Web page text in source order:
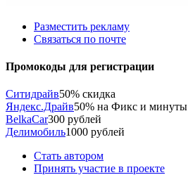
Разместить рекламу
Связаться по почте
Промокоды для регистрации
Ситидрайв50% скидка
Яндекс.Драйв50% на Фикс и минуты
BelkaCar300 рублей
Делимобиль1000 рублей
Стать автором
Принять участие в проекте